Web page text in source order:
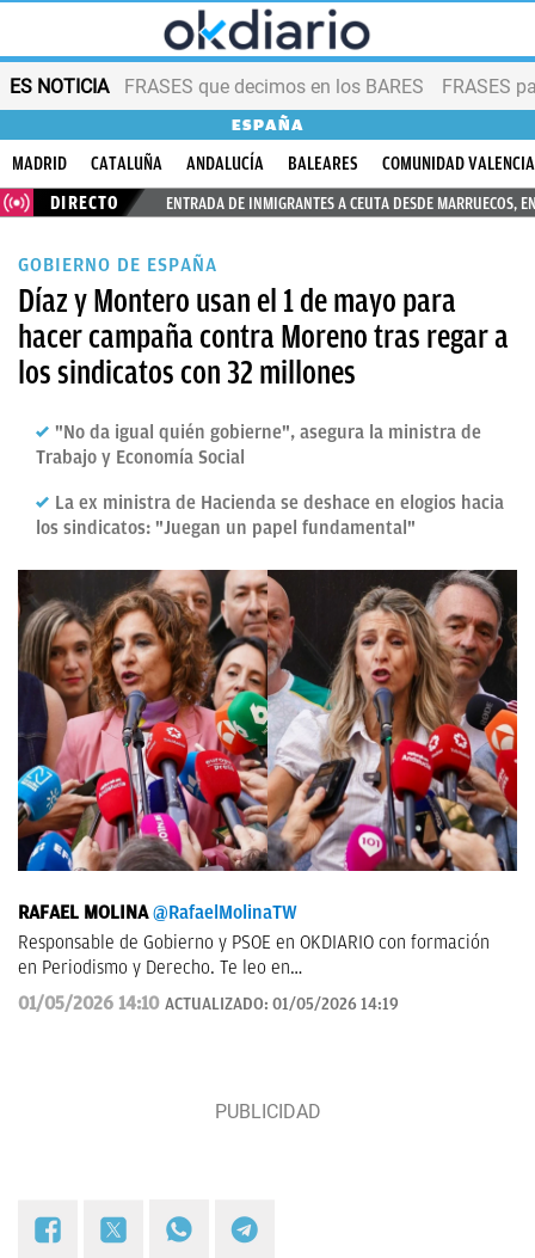
ES NOTICIA FRASES que decimos en los BARES FRASES
ESPAÑA
MADRID CATALUÑA ANDALUCÍA BALEARES
COMUNIDAD
DIRECTO
ENTRADA DE INMIGRANTES A CEUTA DESDE MARRUECOS,
GOBIERNO DE ESPAÑA
Díaz y Montero usan el 1 de mayo para
hacer campaña contra Moreno tras regar a
los sindicatos con 32 millones
"No da igual quién gobierne", asegura la ministra de
Trabajo y Economía Social
La ex ministra de Hacienda se deshace en elogios hacia
los sindicatos: "Juegan un papel fundamental"
RAFAEL MOLINA @RafaelMolinaTW
Responsable de Gobierno y PSOE en OKDIARIO con formación
en Periodismo y Derecho. Te leo en
rafael.molina@okdiario.com
01/05/2026 14:10 ACTUALIZADO: 01/05/2026 14:19